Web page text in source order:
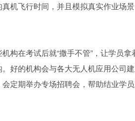
机飞行时间，并且模拟真实作业场
构在考试后就“撒手不管”，让学员
好的机构会与各大无人机应用公司
定期举办专场招聘会，帮助结业学